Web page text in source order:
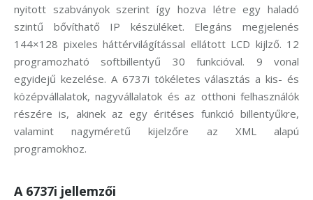
nyitott szabványok szerint így hozva létre egy haladó
szintű bővíthatő IP készüléket. Elegáns megjelenés
144×128 pixeles háttérvilágítással ellátott LCD kijlző. 12
programozható softbillentyű 30 funkcióval. 9 vonal
egyidejű kezelése. A 6737i tökéletes választás a kis- és
középvállalatok, nagyvállalatok és az otthoni felhasználók
részére is, akinek az egy éritéses funkció billentyűkre,
valamint nagyméretű kijelzőre az XML alapú
programokhoz.
A 6737i jellemzői